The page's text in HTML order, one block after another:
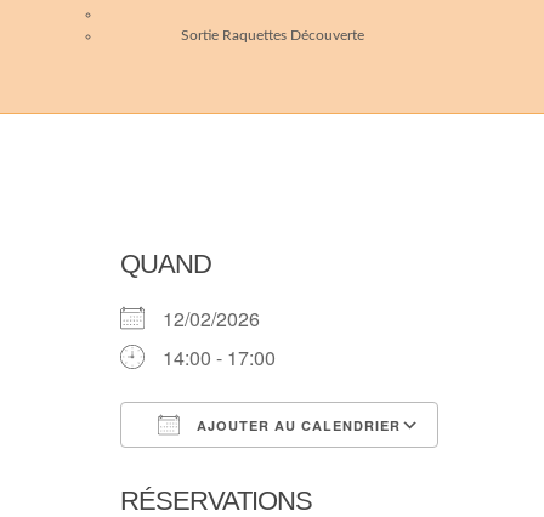
Sortie Raquettes Découverte
QUAND
12/02/2026
14:00 - 17:00
AJOUTER AU CALENDRIER
RÉSERVATIONS